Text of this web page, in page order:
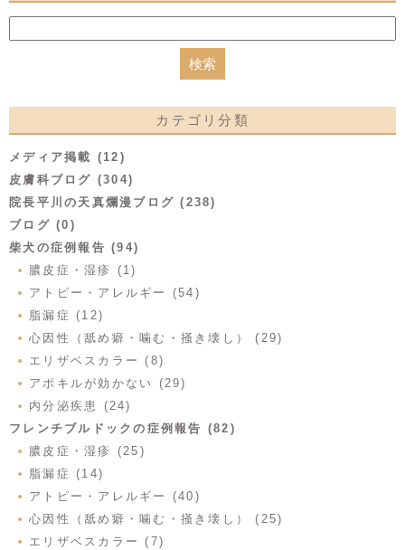
カテゴリ分類
メディア掲載 (12)
皮膚科ブログ (304)
院長平川の天真爛漫ブログ (238)
ブログ (0)
柴犬の症例報告 (94)
膿皮症・湿疹 (1)
アトピー・アレルギー (54)
脂漏症 (12)
心因性（舐め癖・噛む・掻き壊し） (29)
エリザベスカラー (8)
アポキルが効かない (29)
内分泌疾患 (24)
フレンチブルドックの症例報告 (82)
膿皮症・湿疹 (25)
脂漏症 (14)
アトピー・アレルギー (40)
心因性（舐め癖・噛む・掻き壊し） (25)
エリザベスカラー (7)